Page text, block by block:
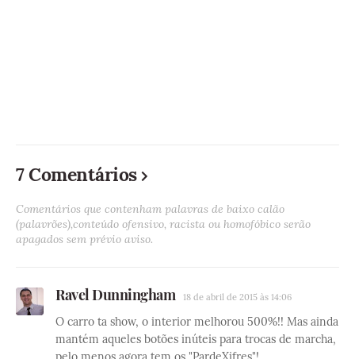
7 Comentários
Comentários que contenham palavras de baixo calão
(palavrões),conteúdo ofensivo, racista ou homofóbico serão
apagados sem prévio aviso.
Ravel Dunningham 18 de abril de 2015 às 14:06
O carro ta show, o interior melhorou 500%!! Mas ainda
mantém aqueles botões inúteis para trocas de marcha,